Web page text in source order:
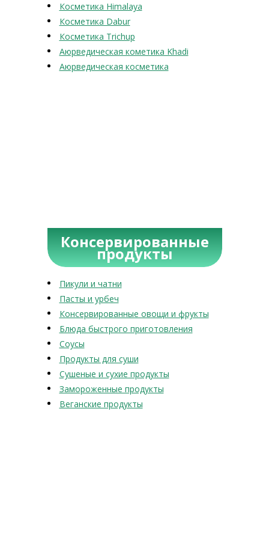
Косметика Himalaya
Косметика Dabur
Косметика Trichup
Аюрведическая кометика Khadi
Аюрведическая косметика
Консервированные
продукты
Пикули и чатни
Пасты и урбеч
Консервированные овощи и фрукты
Блюда быстрого приготовления
Соусы
Продукты для суши
Сушеные и сухие продукты
Замороженные продукты
Веганские продукты